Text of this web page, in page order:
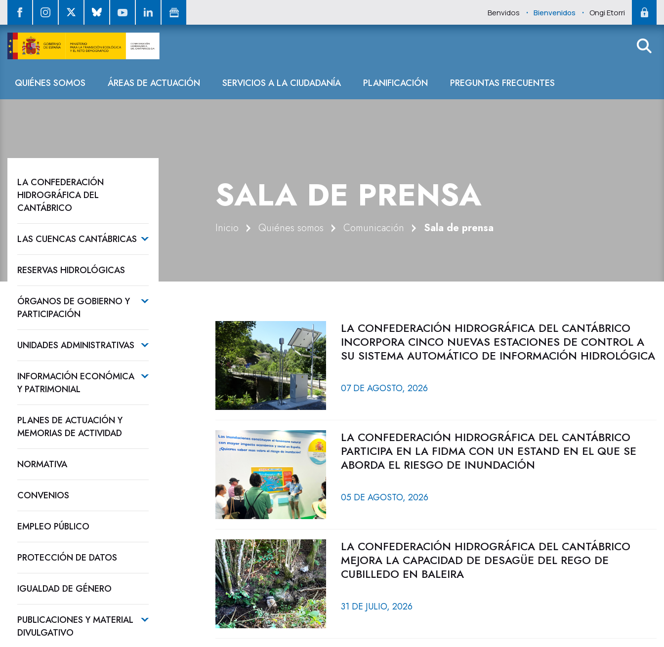
Benvidos . Bienvenidos . Ongi Etorri
Navegación
QUIÉNES SOMOS ÁREAS DE ACTUACIÓN SERVICIOS A LA CIUDADANÍA PLANIFICACIÓN PREGUNTAS FRECUENTES
Sala de prensa
SALA DE PRENSA
Inicio Quiénes somos Comunicación Sala de prensa
LA CONFEDERACIÓN
HIDROGRÁFICA DEL
CANTÁBRICO
LAS CUENCAS CANTÁBRICAS
RESERVAS HIDROLÓGICAS
ÓRGANOS DE GOBIERNO Y
PARTICIPACIÓN
UNIDADES ADMINISTRATIVAS
INFORMACIÓN ECONÓMICA
Y PATRIMONIAL
PLANES DE ACTUACIÓN Y
MEMORIAS DE ACTIVIDAD
NORMATIVA
CONVENIOS
EMPLEO PÚBLICO
PROTECCIÓN DE DATOS
IGUALDAD DE GÉNERO
PUBLICACIONES Y MATERIAL
DIVULGATIVO
LA CONFEDERACIÓN HIDROGRÁFICA DEL CANTÁBRICO
INCORPORA CINCO NUEVAS ESTACIONES DE CONTROL A
SU SISTEMA AUTOMÁTICO DE INFORMACIÓN HIDROLÓGICA
07 DE AGOSTO, 2026
LA CONFEDERACIÓN HIDROGRÁFICA DEL CANTÁBRICO
PARTICIPA EN LA FIDMA CON UN ESTAND EN EL QUE SE
ABORDA EL RIESGO DE INUNDACIÓN
05 DE AGOSTO, 2026
LA CONFEDERACIÓN HIDROGRÁFICA DEL CANTÁBRICO
MEJORA LA CAPACIDAD DE DESAGÜE DEL REGO DE
CUBILLEDO EN BALEIRA
31 DE JULIO, 2026